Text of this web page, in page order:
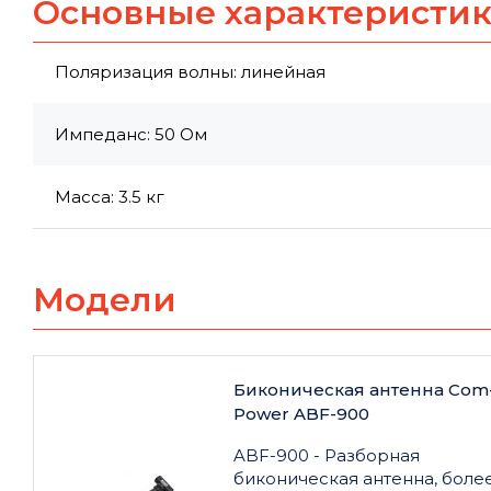
Основные
Поляризация волны: линейная
Импеданс: 50 Ом
Масса: 3.5 кг
Модели
Биконическая антенна
Power ABF-900
ABF-900 - Разборная
биконическая антенна,